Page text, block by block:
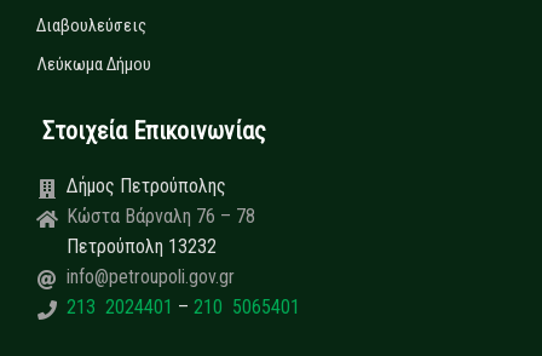
Διαβουλεύσεις
Λεύκωμα Δήμου
Στοιχεία Επικοινωνίας
Δήμος Πετρούπολης
Κώστα Βάρναλη 76 – 78
Πετρούπολη 13232
info@petroupoli.gov.gr
213 2024401 – 210 5065401